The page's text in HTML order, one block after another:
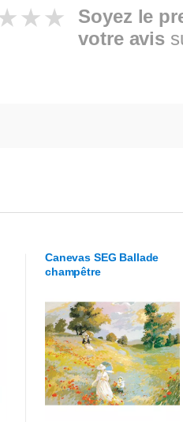
Soyez le
votre avis
Canevas SEG Ballade
champêtre